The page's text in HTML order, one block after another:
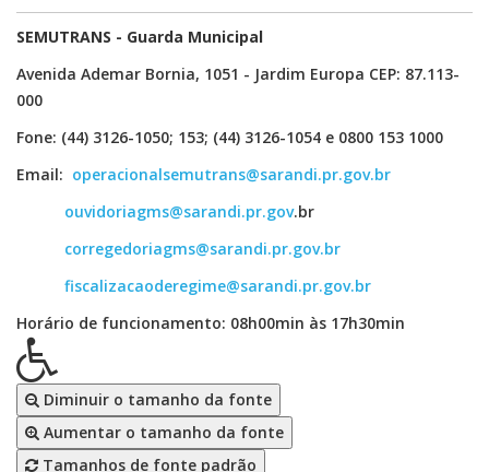
SEMUTRANS - Guarda Municipal
Avenida Ademar Bornia, 1051 - Jardim Europa CEP: 87.113-
000
Fone: (44) 3126-1050; 153; (44) 3126-1054 e 0800 153 1000
Email: operacionalsemutrans@sarandi.pr.gov.br
ouvidoriagms@sarandi.pr.gov.br
corregedoriagms@sarandi.pr.gov.br
fiscalizacaoderegime@sarandi.pr.gov.br
Horário de funcionamento: 08h00min às 17h30min
Diminuir o tamanho da fonte
Aumentar o tamanho da fonte
Tamanhos de fonte padrão